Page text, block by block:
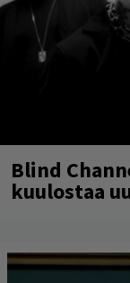
Blind
kuulostaa